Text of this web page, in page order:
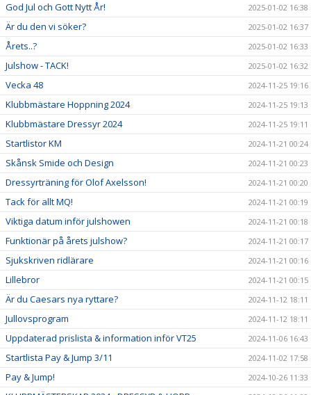
God Jul och Gott Nytt År! 2025-01-02 16:38
Är du den vi söker? 2025-01-02 16:37
Årets..? 2025-01-02 16:33
Julshow - TACK! 2025-01-02 16:32
Vecka 48 2024-11-25 19:16
Klubbmästare Hoppning 2024 2024-11-25 19:13
Klubbmästare Dressyr 2024 2024-11-25 19:11
Startlistor KM 2024-11-21 00:24
Skånsk Smide och Design 2024-11-21 00:23
Dressyrträning för Olof Axelsson! 2024-11-21 00:20
Tack för allt MQ! 2024-11-21 00:19
Viktiga datum inför julshowen 2024-11-21 00:18
Funktionär på årets julshow? 2024-11-21 00:17
Sjukskriven ridlärare 2024-11-21 00:16
Lillebror 2024-11-21 00:15
Är du Caesars nya ryttare? 2024-11-12 18:11
Jullovsprogram 2024-11-12 18:11
Uppdaterad prislista & information inför VT25 2024-11-06 16:43
Startlista Pay & Jump 3/11 2024-11-02 17:58
Pay & Jump! 2024-10-26 11:33